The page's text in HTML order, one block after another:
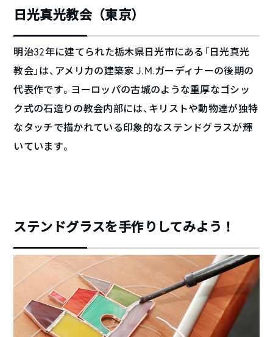
日光真光教会（東京）
明治32年に建てられた栃木県日光市にある「日光真光
教会」は、アメリカの建築家 J.M.ガーディナーの後期の
代表作です。ヨーロッパの古城のような重厚なゴシッ
ク式の石造りの教会内部には、キリストや動物達が独特
なタッチで描かれている印象的なステンドグラスが輝
いています。
ステンドグラスを手作りしてみよう！